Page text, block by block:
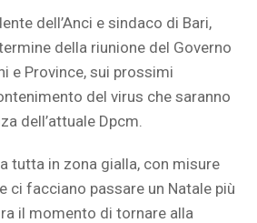
dell’Anci e sindaco di Bari,
della riunione del Governo
e Province, sui prossimi
del virus che saranno
dell’attuale Dpcm.
tutta in zona gialla, con misure
ci facciano passare un Natale più
il momento di tornare alla